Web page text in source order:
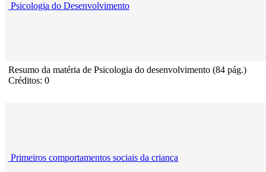
Psicologia do Desenvolvimento
Resumo da matéria de Psicologia do desenvolvimento (84 pág.)
Créditos: 0
Primeiros comportamentos sociais da criança